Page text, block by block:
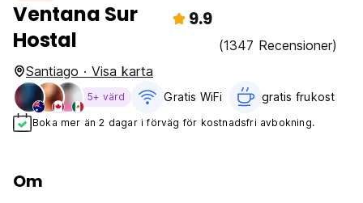
Ventana Sur
Hostal
9.9
(1347 Recensioner)
Santiago · Visa karta
5+ värd Gratis WiFi gratis frukost‎
Boka mer än 2 dagar i förväg för kostnadsfri avbokning.
Om